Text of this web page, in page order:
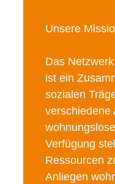
Unsere
Das
ist ein
sozialen
verschiedene
Verfügung
Ressourcen
Anliegen